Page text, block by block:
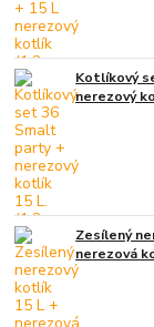
Kotlíkový
nerezový
Zesílený
nerezová